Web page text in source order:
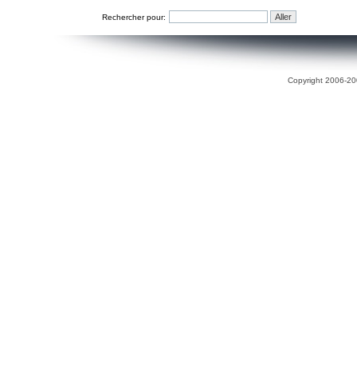
Rechercher pour:
Copyright 2006-